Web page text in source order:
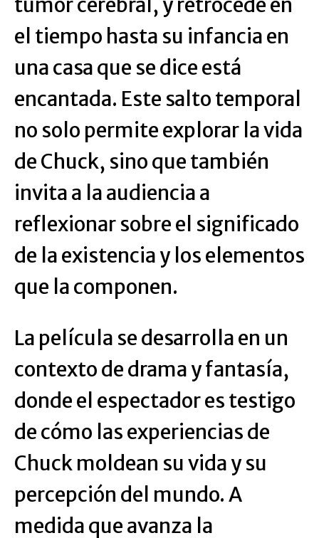
el tiempo hasta su infancia en
una casa que se dice está
encantada. Este salto temporal
no solo permite explorar la vida
de Chuck, sino que también
invita a la audiencia a
reflexionar sobre el significado
de la existencia y los elementos
que la componen.
La película se desarrolla en un
contexto de drama y fantasía,
donde el espectador es testigo
de cómo las experiencias de
Chuck moldean su vida y su
percepción del mundo. A
medida que avanza la